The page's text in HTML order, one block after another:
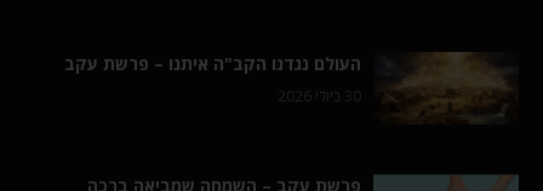
העולם נגדנו הקב"ה איתנו – פרשת עקב
30 ביולי 2026
פרשת עקב – השמחה שמביאה ברכה